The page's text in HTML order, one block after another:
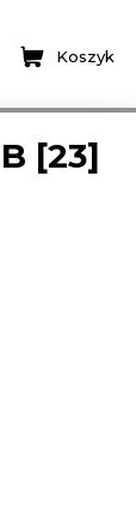
Koszyk
[23]